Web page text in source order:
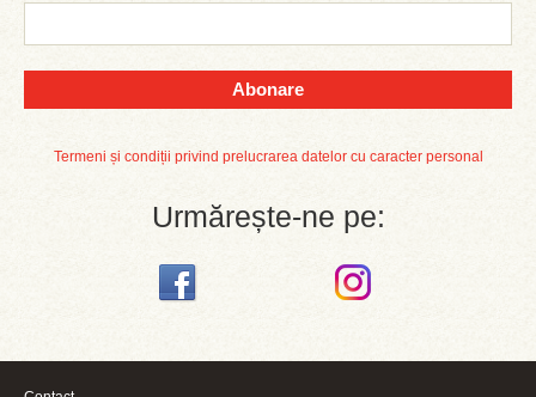
Abonare
Termeni și condiții privind prelucrarea datelor cu caracter personal
Urmărește-ne pe: